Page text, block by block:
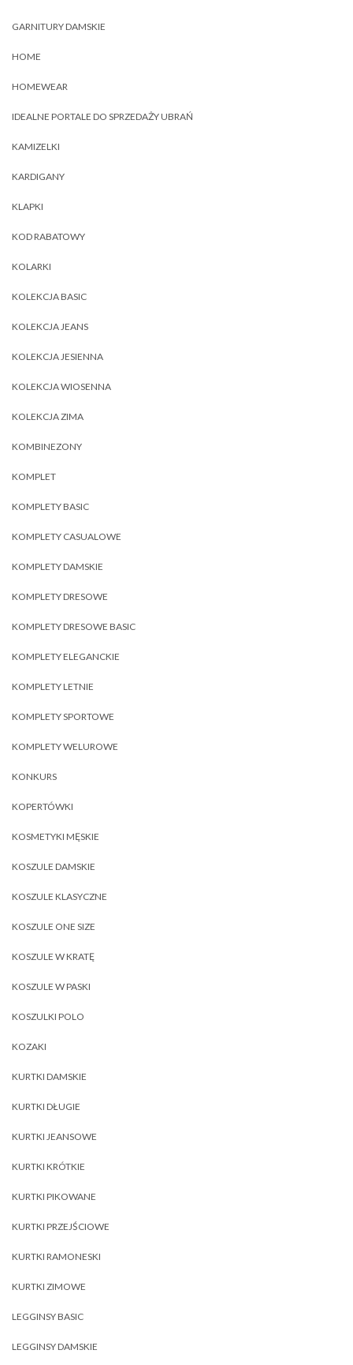
GARNITURY DAMSKIE
HOME
HOMEWEAR
IDEALNE PORTALE DO SPRZEDAŻY UBRAŃ
KAMIZELKI
KARDIGANY
KLAPKI
KOD RABATOWY
KOLARKI
KOLEKCJA BASIC
KOLEKCJA JEANS
KOLEKCJA JESIENNA
KOLEKCJA WIOSENNA
KOLEKCJA ZIMA
KOMBINEZONY
KOMPLET
KOMPLETY BASIC
KOMPLETY CASUALOWE
KOMPLETY DAMSKIE
KOMPLETY DRESOWE
KOMPLETY DRESOWE BASIC
KOMPLETY ELEGANCKIE
KOMPLETY LETNIE
KOMPLETY SPORTOWE
KOMPLETY WELUROWE
KONKURS
KOPERTÓWKI
KOSMETYKI MĘSKIE
KOSZULE DAMSKIE
KOSZULE KLASYCZNE
KOSZULE ONE SIZE
KOSZULE W KRATĘ
KOSZULE W PASKI
KOSZULKI POLO
KOZAKI
KURTKI DAMSKIE
KURTKI DŁUGIE
KURTKI JEANSOWE
KURTKI KRÓTKIE
KURTKI PIKOWANE
KURTKI PRZEJŚCIOWE
KURTKI RAMONESKI
KURTKI ZIMOWE
LEGGINSY BASIC
LEGGINSY DAMSKIE